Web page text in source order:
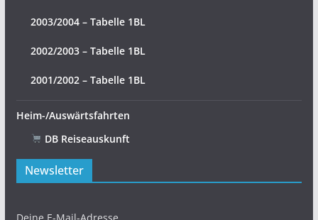
2003/2004 – Tabelle 1BL
2002/2003 – Tabelle 1BL
2001/2002 – Tabelle 1BL
Heim-/Auswärtsfahrten
DB Reiseauskunft
Newsletter